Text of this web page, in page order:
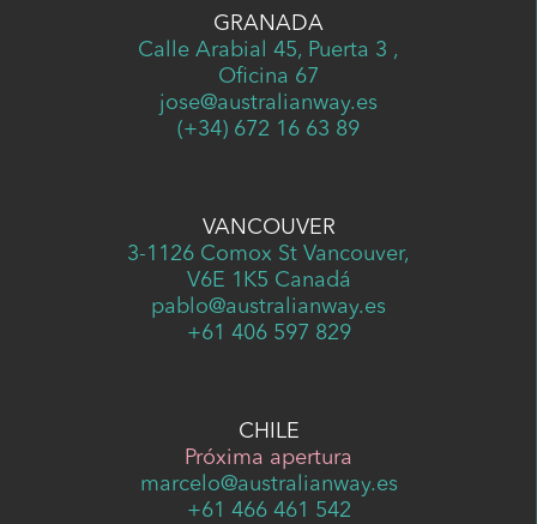
GRANADA
Calle Arabial 45, Puerta 3 ,
Oficina 67
jose@australianway.es
(+34) 672 16 63 89
VANCOUVER
3-1126 Comox St Vancouver,
V6E 1K5 Canadá
pablo@australianway.es
+61 406 597 829
CHILE
Próxima apertura
marcelo@australianway.es
+61 466 461 542